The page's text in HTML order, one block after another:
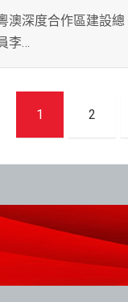
深度合作區建設總
李…
1 2